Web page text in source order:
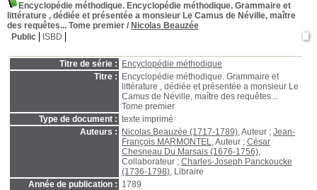
Encyclopédie méthodique. Encyclopédie méthodique. Grammaire et
littérature , dédiée et présentée a monsieur Le Camus de Néville, maître
des requêtes... Tome premier / Nicolas Beauzée
Public
ISBD
Titre de série :
Encyclopédie méthodique
Titre :
Encyclopédie méthodique. Grammaire et
littérature , dédiée et présentée a monsieur Le
Camus de Néville, maître des requêtes...
Tome premier
Type de document : texte imprimé
Auteurs :
Nicolas Beauzée (1717-1789), Auteur ; Jean-
François MARMONTEL, Auteur ; César
Chesneau Du Marsais (1676-1756),
Collaborateur ; Charles-Joseph Panckoucke
(1736-1798), Libraire
Année de publication : 1789